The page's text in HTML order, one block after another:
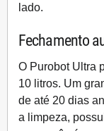
lado.
Fechamento
O Purobot Ultra
10 litros. Um
de até 20 dias
a limpeza,